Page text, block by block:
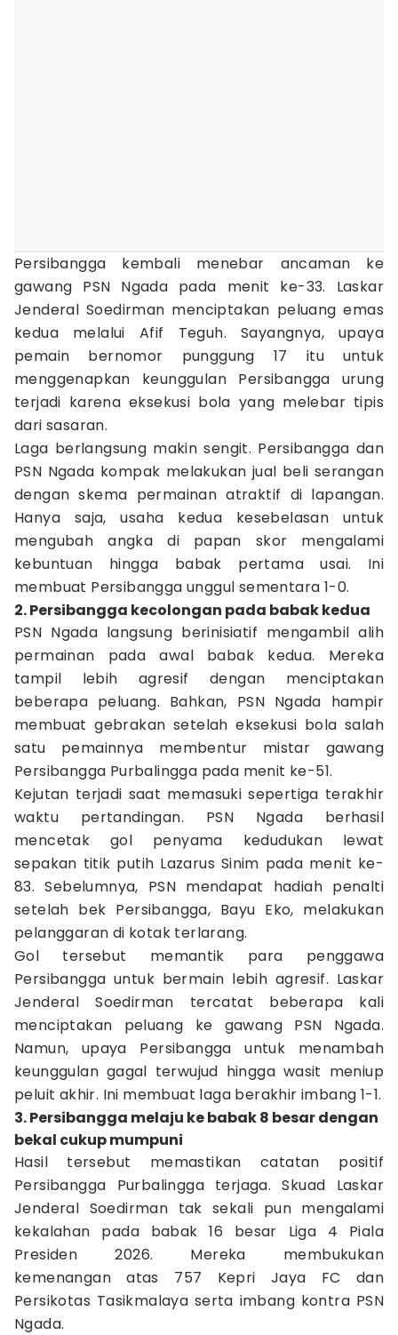
Persibangga kembali menebar ancaman ke
gawang PSN Ngada pada menit ke-33. Laskar
Jenderal Soedirman menciptakan peluang emas
kedua melalui Afif Teguh. Sayangnya, upaya
pemain bernomor punggung 17 itu untuk
menggenapkan keunggulan Persibangga urung
terjadi karena eksekusi bola yang melebar tipis
dari sasaran.
Laga berlangsung makin sengit. Persibangga dan
PSN Ngada kompak melakukan jual beli serangan
dengan skema permainan atraktif di lapangan.
Hanya saja, usaha kedua kesebelasan untuk
mengubah angka di papan skor mengalami
kebuntuan hingga babak pertama usai. Ini
membuat Persibangga unggul sementara 1-0.
2. Persibangga kecolongan pada babak kedua
PSN Ngada langsung berinisiatif mengambil alih
permainan pada awal babak kedua. Mereka
tampil lebih agresif dengan menciptakan
beberapa peluang. Bahkan, PSN Ngada hampir
membuat gebrakan setelah eksekusi bola salah
satu pemainnya membentur mistar gawang
Persibangga Purbalingga pada menit ke-51.
Kejutan terjadi saat memasuki sepertiga terakhir
waktu pertandingan. PSN Ngada berhasil
mencetak gol penyama kedudukan lewat
sepakan titik putih Lazarus Sinim pada menit ke-
83. Sebelumnya, PSN mendapat hadiah penalti
setelah bek Persibangga, Bayu Eko, melakukan
pelanggaran di kotak terlarang.
Gol tersebut memantik para penggawa
Persibangga untuk bermain lebih agresif. Laskar
Jenderal Soedirman tercatat beberapa kali
menciptakan peluang ke gawang PSN Ngada.
Namun, upaya Persibangga untuk menambah
keunggulan gagal terwujud hingga wasit meniup
peluit akhir. Ini membuat laga berakhir imbang 1-1.
3. Persibangga melaju ke babak 8 besar dengan
bekal cukup mumpuni
Hasil tersebut memastikan catatan positif
Persibangga Purbalingga terjaga. Skuad Laskar
Jenderal Soedirman tak sekali pun mengalami
kekalahan pada babak 16 besar Liga 4 Piala
Presiden 2026. Mereka membukukan
kemenangan atas 757 Kepri Jaya FC dan
Persikotas Tasikmalaya serta imbang kontra PSN
Ngada.